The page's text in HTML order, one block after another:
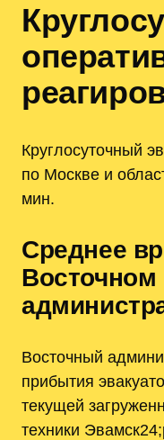
Круглосуточный
по Москве и
мин.
Среднее
Восточном
Восточный
прибытия
текущей
техники